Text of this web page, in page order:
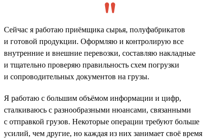
Сейчас я работаю приёмщика сырья, полуфабрикатов
и готовой продукции. Оформляю и контролирую все
внутренние и внешние перевозки, составляю накладные
и тщательно проверяю правильность схем погрузки
и сопроводительных документов на грузы.
Я работаю с большим объёмом информации и цифр,
сталкиваюсь с разнообразными нюансами, связанными
с отправкой грузов. Некоторые операции требуют больше
усилий, чем другие, но каждая из них занимает своё время